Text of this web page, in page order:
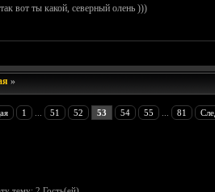
так вот ты какой, северный олень )))
»
1 51 52 53 54 55 81